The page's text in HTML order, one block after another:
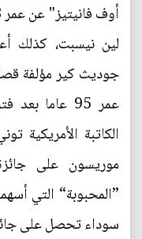
لين نيسبت، كذلك
جوديث كير مؤلفة
عمر 95
موريسون على
”المحبوبة“ التي
سوداء تحصل على